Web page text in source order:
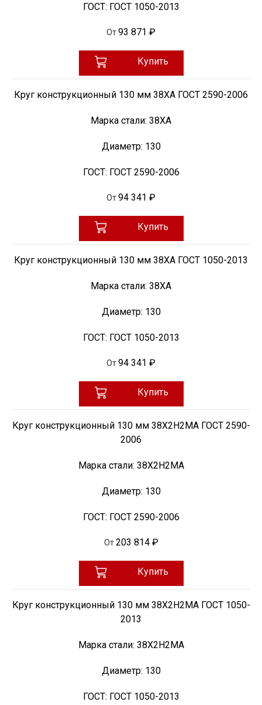
ГОСТ: ГОСТ 1050-2013
От93 871 ₽
Купить
Круг конструкционный 130 мм 38ХА ГОСТ 2590-2006
Марка стали: 38ХА
Диаметр: 130
ГОСТ: ГОСТ 2590-2006
От94 341 ₽
Купить
Круг конструкционный 130 мм 38ХА ГОСТ 1050-2013
Марка стали: 38ХА
Диаметр: 130
ГОСТ: ГОСТ 1050-2013
От94 341 ₽
Купить
Круг конструкционный 130 мм 38Х2Н2МА ГОСТ 2590-
2006
Марка стали: 38Х2Н2МА
Диаметр: 130
ГОСТ: ГОСТ 2590-2006
От 203 814 ₽
Купить
Круг конструкционный 130 мм 38Х2Н2МА ГОСТ 1050-
2013
Марка стали: 38Х2Н2МА
Диаметр: 130
ГОСТ: ГОСТ 1050-2013